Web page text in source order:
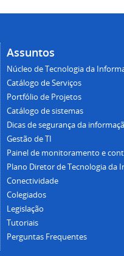
Assuntos
Núcleo de Tecnologia da
Catálogo de Serviços
Portfólio de Projetos
Catálogo de sistemas
Dicas de segurança da
Gestão de TI
Painel de monitoramento e
Plano Diretor de Tecnologia da
Conectividade
Colegiados
Legislação
Tutoriais
Perguntas Frequentes